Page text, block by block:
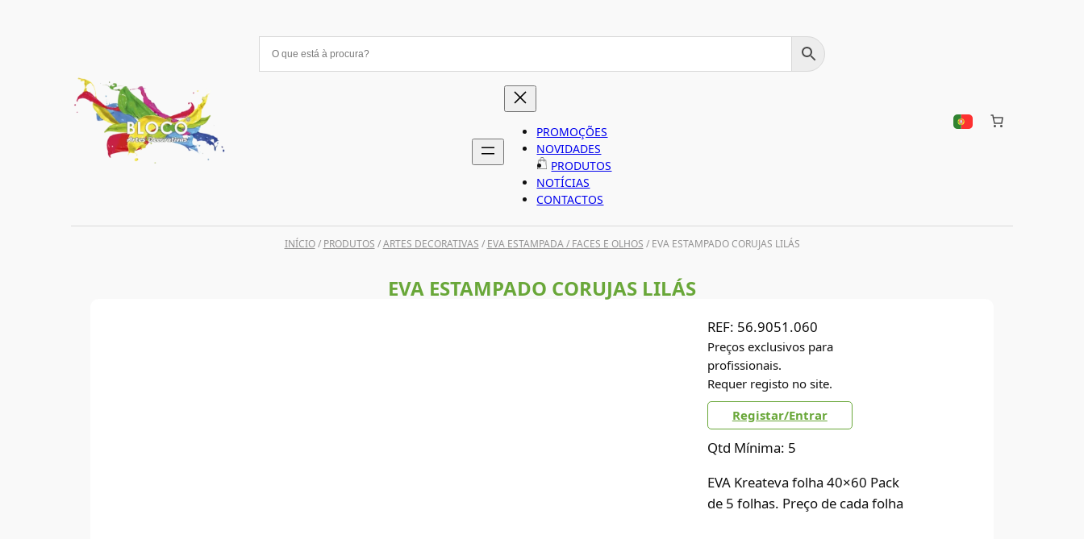
PROMOÇÕES
NOVIDADES
PRODUTOS
NOTÍCIAS
CONTACTOS
INÍCIO/ PRODUTOS /ARTES DECORATIVAS / EVA ESTAMPADA / FACES E OLHOS / EVA ESTAMPADO CORUJAS LILÁS
EVA ESTAMPADO CORUJAS LILÁS
REF: 56.9051.060
Preços exclusivos para
profissionais.
Requer registo no site.
Registar/Entrar
Qtd Mínima: 5
EVA Kreateva folha 40×60 Pack
de 5 folhas. Preço de cada folha